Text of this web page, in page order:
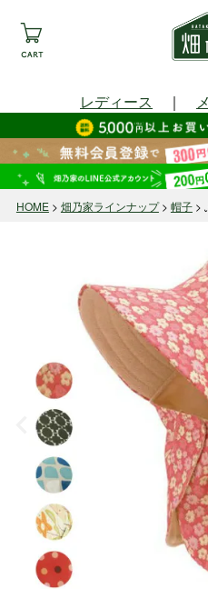
レディース ｜
HOME 畑乃家ラインナップ 帽子